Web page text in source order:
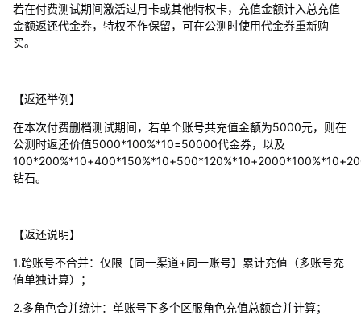
若在付费测试期间激活过月卡或其他特权卡，充值金额计入总充值
金额返还代金券，特权不作保留，可在公测时使用代金券重新购
买。
【返还举例】
在本次付费删档测试期间，若单个账号共充值金额为5000元，则在
公测时返还价值5000*100%*10=50000代金券，以及
钻石。
【返还说明】
1.跨账号不合并：仅限【同一渠道+同一账号】累计充值（多账号充
值单独计算）；
2.多角色合并统计：单账号下多个区服角色充值总额合并计算；